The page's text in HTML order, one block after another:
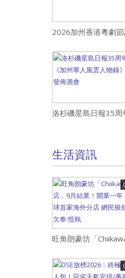
生活資訊